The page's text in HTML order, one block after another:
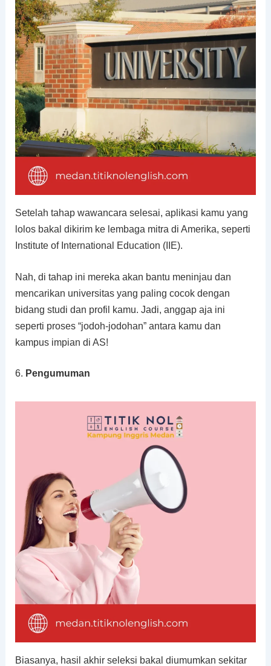
Setelah tahap wawancara selesai, aplikasi kamu yang
lolos bakal dikirim ke lembaga mitra di Amerika, seperti
Institute of International Education (IIE).
Nah, di tahap ini mereka akan bantu meninjau dan
mencarikan universitas yang paling cocok dengan
bidang studi dan profil kamu. Jadi, anggap aja ini
seperti proses “jodoh-jodohan” antara kamu dan
kampus impian di AS!
6. Pengumuman
Biasanya, hasil akhir seleksi bakal diumumkan sekitar